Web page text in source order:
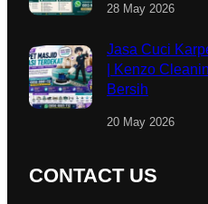
28 May 2026
Jasa Cuci
| Kenzo
Bersih
20 May 2026
CONTACT US